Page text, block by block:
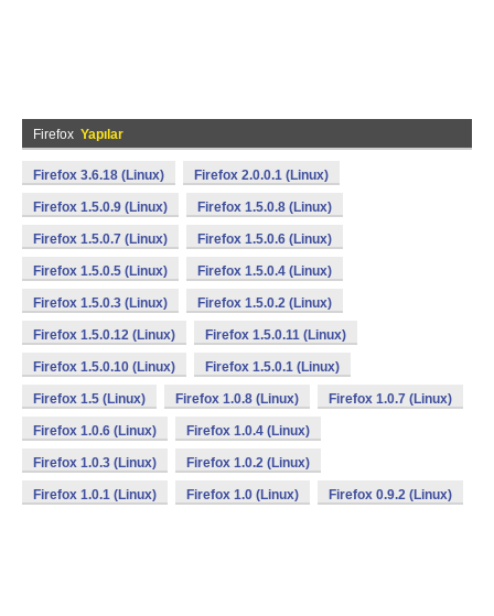
Firefox Yapılar
Firefox 3.6.18 (Linux) Firefox 2.0.0.1 (Linux)
Firefox 1.5.0.9 (Linux) Firefox 1.5.0.8 (Linux)
Firefox 1.5.0.7 (Linux) Firefox 1.5.0.6 (Linux)
Firefox 1.5.0.5 (Linux) Firefox 1.5.0.4 (Linux)
Firefox 1.5.0.3 (Linux) Firefox 1.5.0.2 (Linux)
Firefox 1.5.0.12 (Linux) Firefox 1.5.0.11 (Linux)
Firefox 1.5.0.10 (Linux) Firefox 1.5.0.1 (Linux)
Firefox 1.5 (Linux) Firefox 1.0.8 (Linux) Firefox 1.0.7 (Linux)
Firefox 1.0.6 (Linux) Firefox 1.0.4 (Linux)
Firefox 1.0.3 (Linux) Firefox 1.0.2 (Linux)
Firefox 1.0.1 (Linux) Firefox 1.0 (Linux) Firefox 0.9.2 (Linux)